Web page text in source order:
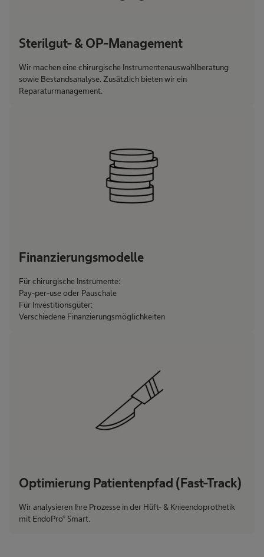
Sterilgut- & OP-Management
Wir machen eine chirurgische Instrumentenauswahlberatung
sowie Bestandsanalyse. Zusätzlich bieten wir ein
Reparaturmanagement.
Finanzierungsmodelle
Für chirurgische Instrumente:
Pay-per-use oder Pauschale
Für Investitionsgüter:
Verschiedene Finanzierungsmöglichkeiten
Optimierung Patientenpfad (Fast-Track)
Wir analysieren Ihre Prozesse in der Hüft- & Knieendoprothetik
mit EndoPro® Smart.